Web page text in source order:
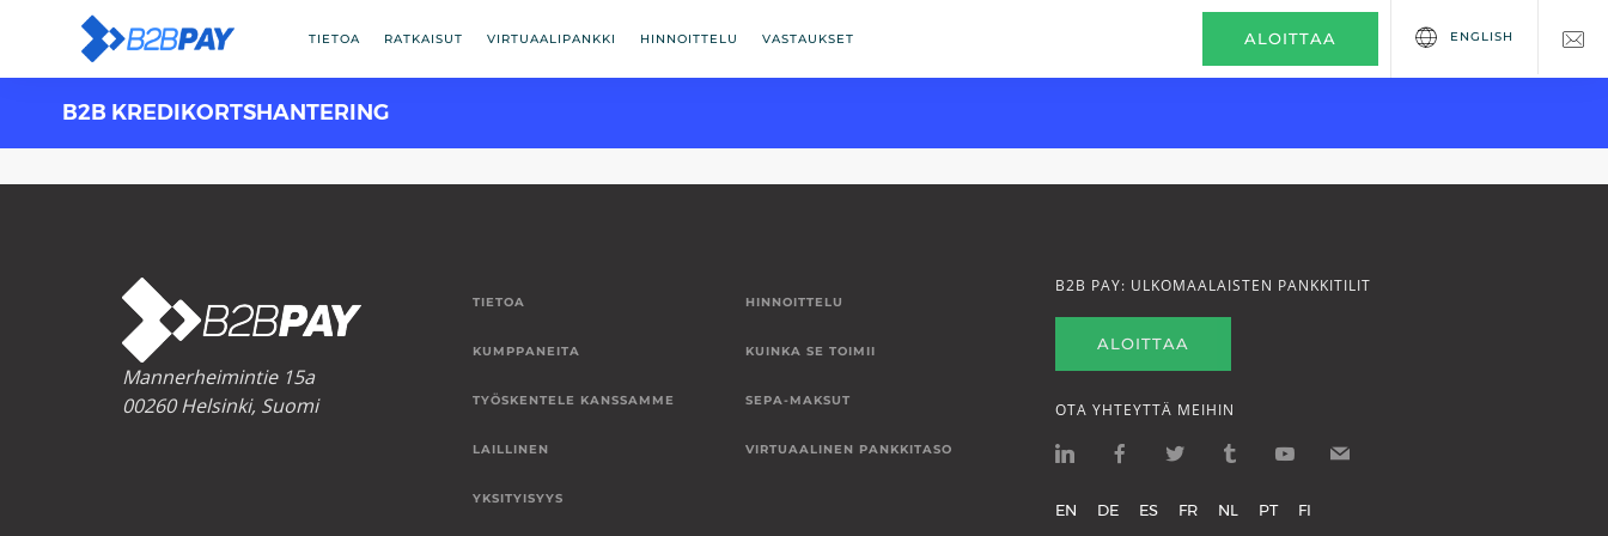
TIETOA RATKAISUT VIRTUAALIPANKKI HINNOITTELU VASTAUKSET ALOITTAA ENGLISH
B2B KREDIKORTSHANTERING
Mannerheimintie 15a
00260 Helsinki, Suomi
TIETOA
KUMPPANEITA
TYÖSKENTELE KANSSAMME
LAILLINEN
YKSITYISYYS
HINNOITTELU
KUINKA SE TOIMII
SEPA-MAKSUT
VIRTUAALINEN PANKKITASO
B2B PAY: ULKOMAALAISTEN PANKKITILIT
ALOITTAA
OTA YHTEYTTÄ MEIHIN
EN DE ES FR NL PT FI